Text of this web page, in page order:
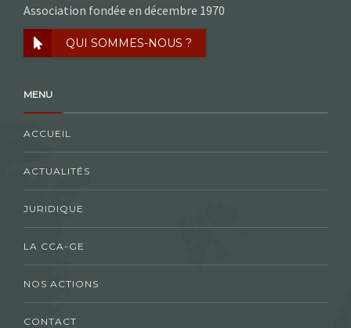
Association fondée en décembre 1970
QUI SOMMES-NOUS ?
MENU
ACCUEIL
ACTUALITÉS
JURIDIQUE
LA CCA-GE
NOS ACTIONS
CONTACT